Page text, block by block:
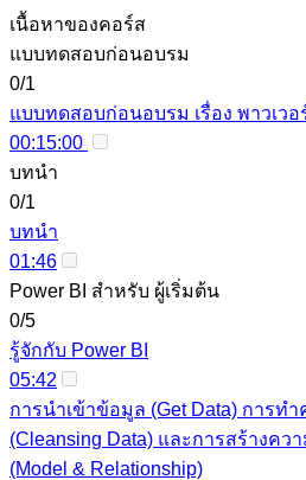
เนื้อหาของคอร์ส
แบบทดสอบก่อนอบรม
0/1
แบบทดสอบก่อนอบรม เรื่อง พาวเว
00:15:00
บทนำ
0/1
บทนำ
01:46
Power BI สำหรับ ผู้เริ่มต้น
0/5
รู้จักกับ Power BI
05:42
การนำเข้าข้อมูล (Get Data) การท
(Cleansing Data) และการสร้างค
(Model & Relationship)